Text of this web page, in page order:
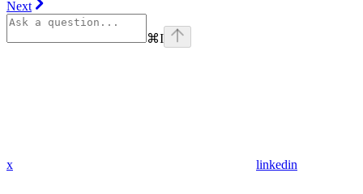
Next
⌘I
x linkedin